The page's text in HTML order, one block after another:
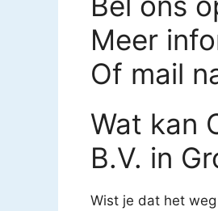
Meer
Of mail
Wat kan
B.V. in
Wist je dat het